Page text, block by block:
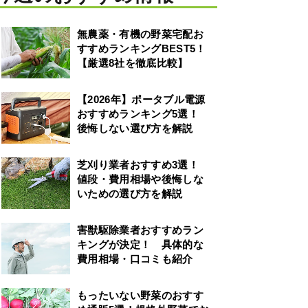
無農薬・有機の野菜宅配お
すすめランキングBEST5！
【厳選8社を徹底比較】
【2026年】ポータブル電源
おすすめランキング5選！
後悔しない選び方を解説
芝刈り業者おすすめ3選！
値段・費用相場や後悔しな
いための選び方を解説
害獣駆除業者おすすめラン
キングが決定！ 具体的な
費用相場・口コミも紹介
もったいない野菜のおすす